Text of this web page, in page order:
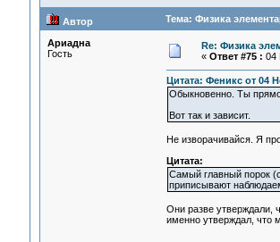
Автор Тема: Физика
Ариадна
Гость
Re: Физика
« Ответ #75 : 04
Цитата: Феникс от 04
Обыкновенно. Ты
Вот так и зависит.
Не изворачивайся. Я
Цитата:
Самый главный порок
приписывают
Они разве утверждали,
именно утверждал, что